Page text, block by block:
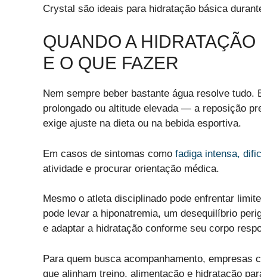
Crystal são ideais para hidratação básica
QUANDO A
E O QUE FAZER
Nem sempre beber bastante água resolve
prolongado ou altitude elevada — a reposição
exige ajuste na dieta ou na bebida esportiva.
Em casos de sintomas como fadiga intensa,
atividade e procurar orientação médica.
Mesmo o atleta disciplinado pode enfrentar
pode levar a hiponatremia, um desequilíbrio
e adaptar a hidratação conforme seu corpo
Para quem busca acompanhamento, empresas
que alinham treino, alimentação e hidratação